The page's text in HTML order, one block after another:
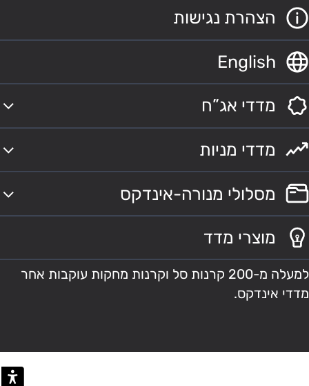
הצהרת נגישות
English
מדדי אג”ח
מדדי מניות
מסלולי מנורה-אינדקס
מוצרי מדד
למעלה מ-200 קרנות סל וקרנות מחקות עוקבות אחר
מדדי אינדקס.